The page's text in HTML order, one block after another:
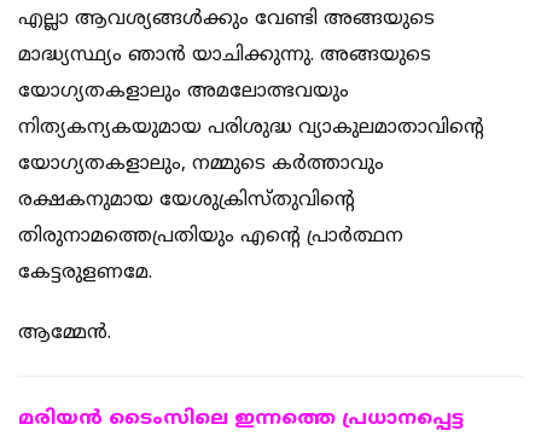
എല്ലാ ആവശ്യങ്ങള്‍ക്കും വേണ്ടി അങ്ങയുടെ
മാദ്ധ്യസ്ഥ്യം ഞാന്‍ യാചിക്കുന്നു. അങ്ങയുടെ
യോഗ്യതകളാലും അമലോത്ഭവയും
നിത്യകന്യകയുമായ പരിശുദ്ധ വ്യാകുലമാതാവിന്റെ
യോഗ്യതകളാലും, നമ്മുടെ കര്‍ത്താവും
രക്ഷകനുമായ യേശുക്രിസ്തുവിന്റെ
തിരുനാമത്തെപ്രതിയും എന്റെ പ്രാര്‍ത്ഥന
കേട്ടരുളണമേ.
ആമ്മേന്‍.
മരിയന്‍ ടൈംസിലെ ഇന്നത്തെ പ്രധാനപ്പെട്ട